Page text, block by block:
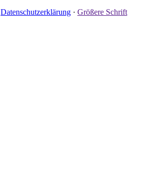
Datenschutzerklärung · Größere Schrift